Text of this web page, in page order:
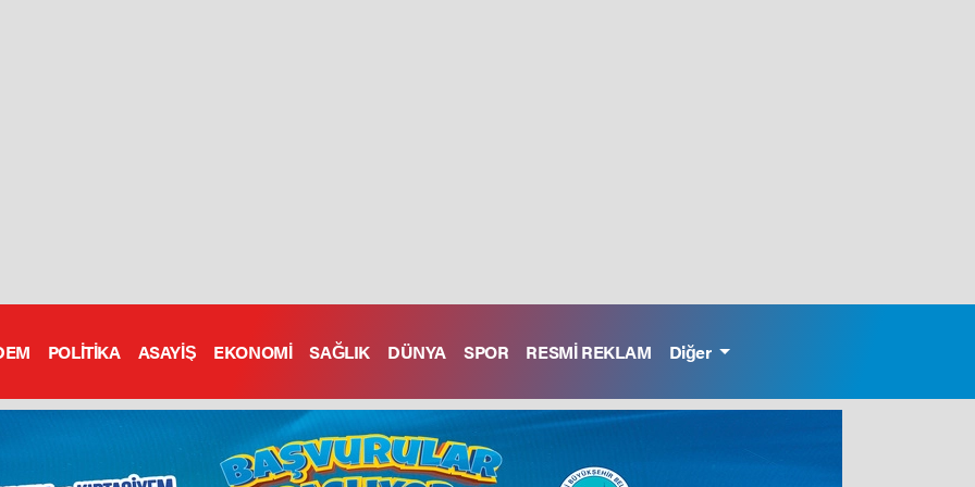
POLİTİKA ASAYİŞ EKONOMİ SAĞLIK DÜNYA SPOR RESMİ REKLAM Diğer